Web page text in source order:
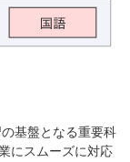
基盤となる重要科
にスムーズに対応